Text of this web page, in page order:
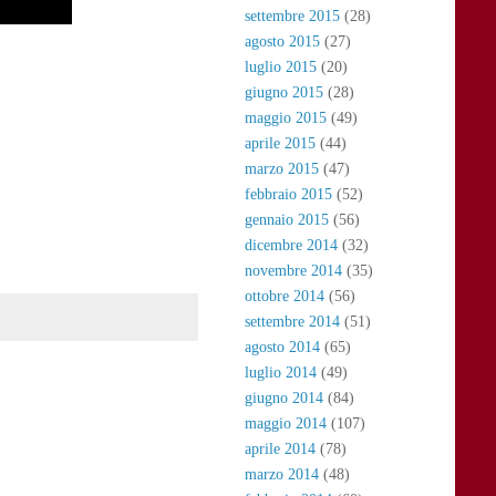
settembre 2015 (28)
agosto 2015 (27)
luglio 2015 (20)
giugno 2015 (28)
maggio 2015 (49)
aprile 2015 (44)
marzo 2015 (47)
febbraio 2015 (52)
gennaio 2015 (56)
dicembre 2014 (32)
novembre 2014 (35)
ottobre 2014 (56)
settembre 2014 (51)
agosto 2014 (65)
luglio 2014 (49)
giugno 2014 (84)
maggio 2014 (107)
aprile 2014 (78)
marzo 2014 (48)